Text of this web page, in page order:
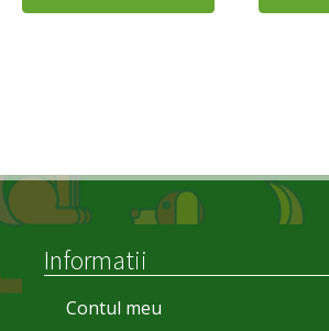
Informatii
Contul meu